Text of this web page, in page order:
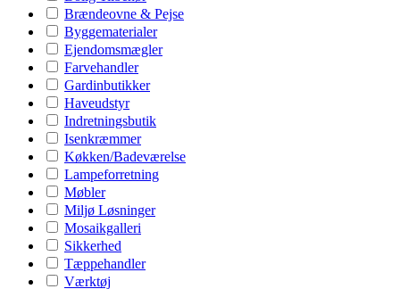
Brændeovne & Pejse
Byggematerialer
Ejendomsmægler
Farvehandler
Gardinbutikker
Haveudstyr
Indretningsbutik
Isenkræmmer
Køkken/Badeværelse
Lampeforretning
Møbler
Miljø Løsninger
Mosaikgalleri
Sikkerhed
Tæppehandler
Værktøj